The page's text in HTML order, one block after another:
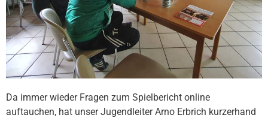
Da immer wieder Fragen zum Spielbericht online
auftauchen, hat unser Jugendleiter Arno Erbrich kurzerhand